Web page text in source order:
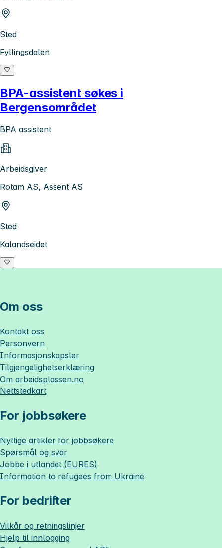
Sted
Fyllingsdalen
BPA-assistent søkes i
Bergensområdet
BPA assistent
Arbeidsgiver
Rotam AS, Assent AS
Sted
Kalandseidet
Om oss
Kontakt oss
Personvern
Informasjonskapsler
Tilgjengelighetserklæring
Om arbeidsplassen.no
Nettstedkart
For jobbsøkere
Nyttige artikler for jobbsøkere
Spørsmål og svar
Jobbe i utlandet (EURES)
Information to refugees from Ukraine
For bedrifter
Vilkår og retningslinjer
Hjelp til innlogging